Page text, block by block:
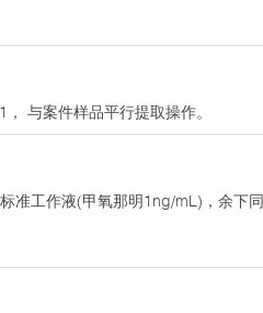
与案件样品平行提取操作。
准工作液(甲氧那明1ng/mL)，余下同